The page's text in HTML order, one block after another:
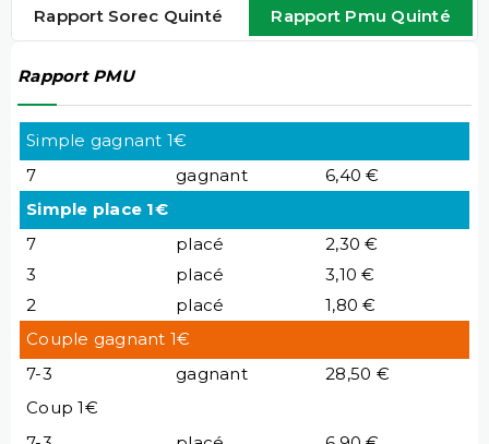
Rapport Sorec Quinté Rapport Pmu Quinté
Rapport PMU
Simple gagnant 1€
7
gagnant
6,40 €
Simple place 1€
7
placé
2,30 €
3
placé
3,10 €
2
placé
1,80 €
Couple gagnant 1€
7-3
gagnant
28,50 €
Coup 1€